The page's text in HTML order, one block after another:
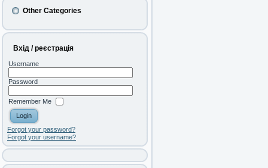
Other Categories
Вхід / реєстрація
Username
Password
Remember Me
Forgot your password?
Forgot your username?